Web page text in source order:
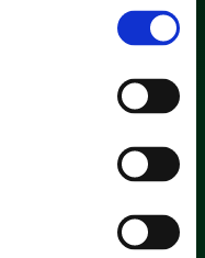
para tu
se utilizan para
en reposo